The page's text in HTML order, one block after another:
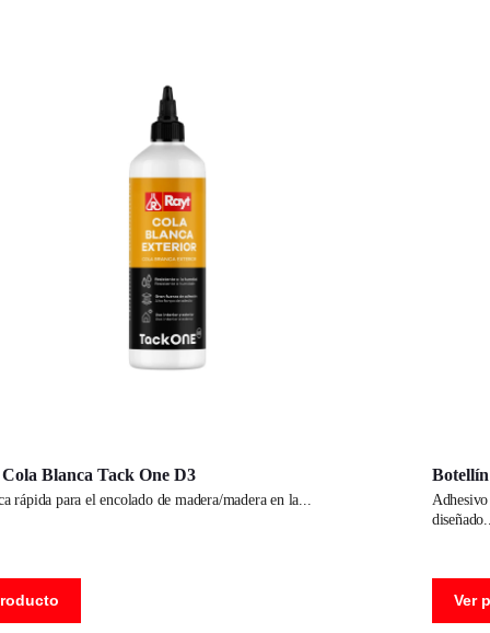
Blanca Tack One D3
rápida para el encolado de madera/madera en la
adhesivo acuoso de última generación basado en polímeros híbridos,
diseñado
Ver